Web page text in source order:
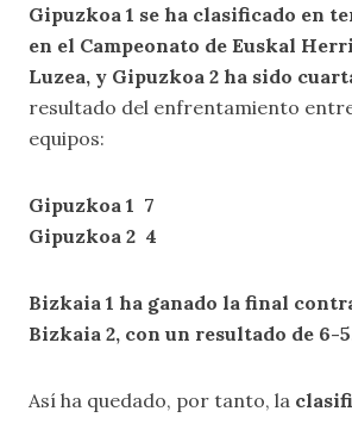
Gipuzkoa 1 se ha clasificado en
en el Campeonato de Euskal
Luzea, y Gipuzkoa 2 ha sido
resultado del enfrentamiento
equipos:
Gipuzkoa 1 7
Gipuzkoa 2 4
Bizkaia 1 ha ganado la final
Bizkaia 2, con un resultado de 6-5
Así ha quedado, por tanto, la